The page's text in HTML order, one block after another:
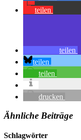
teilen
teilen
teilen
teilen
drucken
Ähnliche Beiträge
Schlagwörter